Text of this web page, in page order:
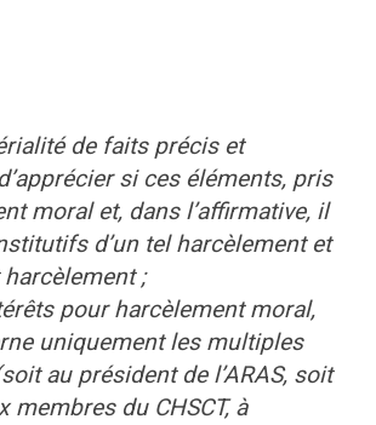
de faits précis et
si ces éléments, pris
moral et, dans l’affirmative, il
d’un tel harcèlement et
;
pour harcèlement moral,
uniquement les multiples
au président de l’ARAS, soit
du CHSCT, à